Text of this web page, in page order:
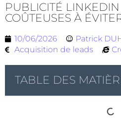
PUBLICITÉ
COÛTEUSES À
10/06/2026 Patrick
Acquisition de leads
TABLE DES